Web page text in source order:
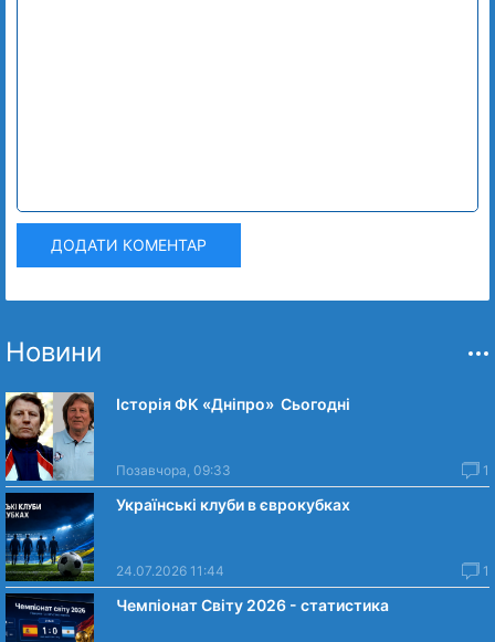
ДОДАТИ КОМЕНТАР
Новини
Історія ФК «Дніпро» Сьогодні
Позавчора, 09:33 1
Українські клуби в єврокубках
24.07.2026 11:44 1
Чемпіонат Світу 2026 - статистика